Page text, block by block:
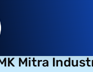
Factory
Mitra